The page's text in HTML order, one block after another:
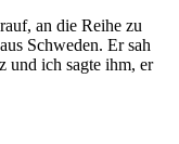
an die Reihe zu
Schweden. Er sah
und ich sagte ihm, er